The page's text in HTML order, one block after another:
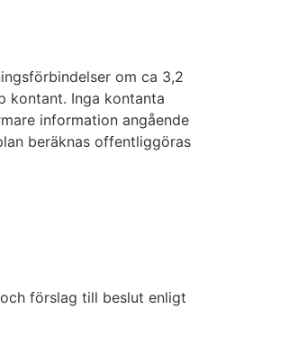
om ca 3,2
kontant. Inga kontanta
information angående
beräknas offentliggöras
förslag till beslut enligt